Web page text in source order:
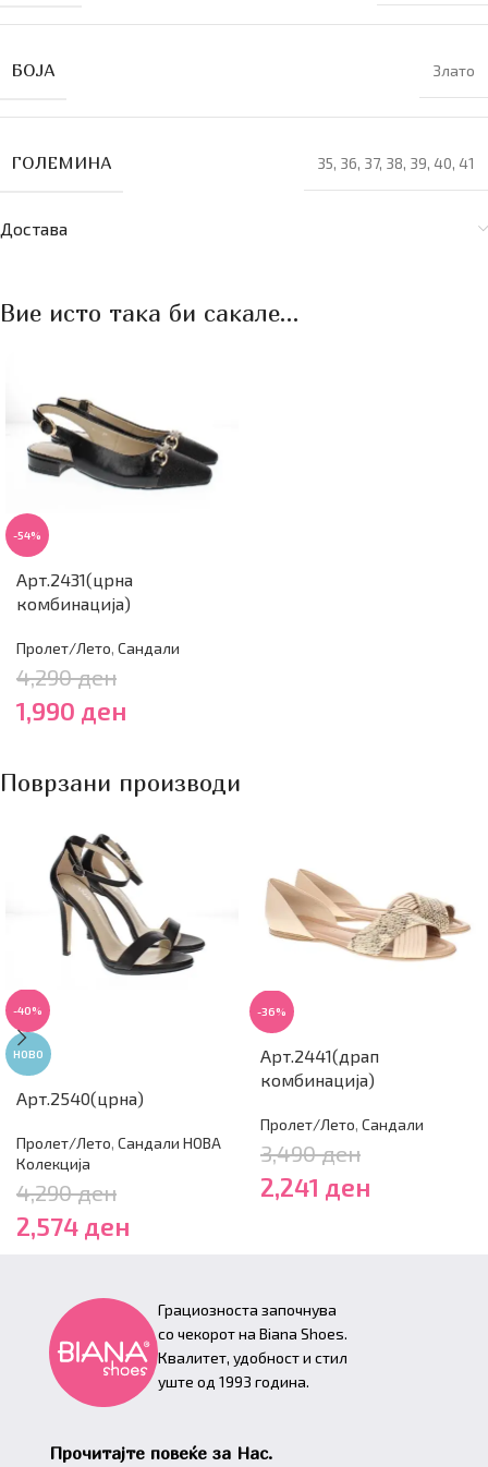
БОЈА Злато
ГОЛЕМИНА 35, 36, 37, 38, 39, 40, 41
Достава
Вие исто така би сакале…
-54%
Арт.2431(црна
комбинација)
Пролет/Лето, Сандали
4,290ден
1,990 ден
Поврзани производи
-40%
НОВО
Арт.2540(црна)
Пролет/Лето, Сандали НОВА
Колекција
4,290ден
2,574 ден
-36%
Арт.2441(драп
комбинација)
Пролет/Лето, Сандали
3,490ден
2,241 ден
Грациозноста започнува
со чекорот на Biana Shoes.
Квалитет, удобност и стил
уште од 1993 година.
Прочитајте повеќе за Нас.